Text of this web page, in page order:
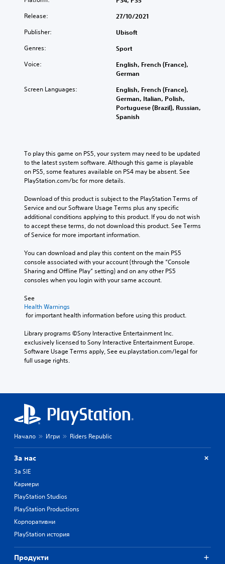
Release: 27/10/2021
Publisher: Ubisoft
Genres: Sport
Voice:
English, French (France),
German
Screen Languages:
English, French (France),
German, Italian, Polish,
Portuguese (Brazil), Russian,
Spanish
To play this game on PS5, your system may need to be updated
to the latest system software. Although this game is playable
on PS5, some features available on PS4 may be absent. See
PlayStation.com/bc for more details.
Download of this product is subject to the PlayStation Terms of
Service and our Software Usage Terms plus any specific
additional conditions applying to this product. If you do not wish
to accept these terms, do not download this product. See Terms
of Service for more important information.
You can download and play this content on the main PS5
console associated with your account (through the “Console
Sharing and Offline Play” setting) and on any other PS5
consoles when you login with your same account.
See
Health Warnings
for important health information before using this product.
Library programs ©Sony Interactive Entertainment Inc.
exclusively licensed to Sony Interactive Entertainment Europe.
Software Usage Terms apply, See eu.playstation.com/legal for
full usage rights.
Начало Игри Riders Republic
За нас
За SIE
Кариери
PlayStation Studios
PlayStation Productions
Корпоративни
PlayStation история
Продукти